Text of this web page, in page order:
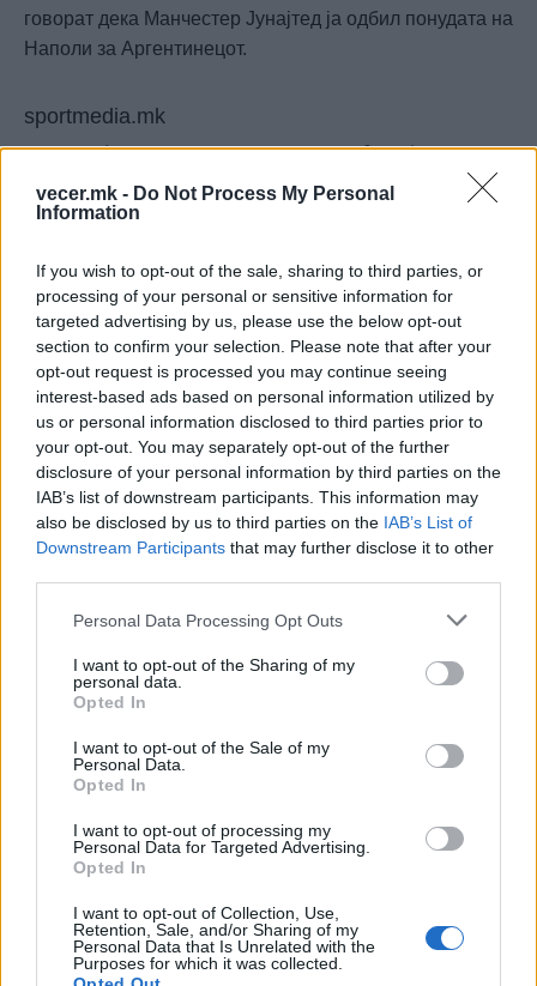
vecer.mk - Do Not Process My Personal
Information
If you wish to opt-out of the sale, sharing to third parties, or
processing of your personal or sensitive information for
targeted advertising by us, please use the below opt-out
section to confirm your selection. Please note that after your
opt-out request is processed you may continue seeing
interest-based ads based on personal information utilized by
us or personal information disclosed to third parties prior to
your opt-out. You may separately opt-out of the further
disclosure of your personal information by third parties on the
IAB’s list of downstream participants. This information may
also be disclosed by us to third parties on the IAB’s List of
Downstream Participants that may further disclose it to other
Personal Data Processing Opt Outs
I want to opt-out of the Sharing of my
personal data.
Opted In
I want to opt-out of the Sale of my
Personal Data.
Opted In
I want to opt-out of processing my
Personal Data for Targeted Advertising.
Opted In
I want to opt-out of Collection, Use,
Retention, Sale, and/or Sharing of my
Personal Data that Is Unrelated with the
Purposes for which it was collected.
говорат дека Манчестер Јунајтед ја одбил понудата на
Наполи за Аргентинецот.
sportmedia.mk
© Vecer.mk, правата за текстот се на редакцијата
не е доволно!
Официјално: Винисиус во Реал
Мадрид до 2032! (ФОТО)
НАЈЧИТАНИ ВО ПОСЛЕДНИ 7 ДЕНА
ИСТОРИСКО ОБЕДИНУВАЊЕ НА
МАКЕДОНЦИТЕ ВО СРБИЈА:
ФОРМИРАН МАКЕДОНСКИОТ
НАЦИОНАЛЕН СОЈУЗ
Ахмети кажа што го мачи:
СЛУШАМ, САКААТ ДА СЕ СУДИ
УЛЦИЊ Е АЛБАНСКИ, ЌЕ ГО
ОСЛОБОДИМЕ- Скандалозна
ТЕМПЕРАТУРАТА ВО СРЕДА ЌЕ
БИДЕ ЗА НА ЛЕКАР, а потоа...
Северна Кореја и Русија градат
мистериозен мост